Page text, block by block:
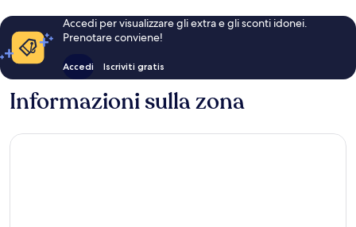
Accedi per visualizzare gli extra e gli sconti idonei.
Prenotare conviene!
Accedi Iscriviti gratis
Informazioni sulla zona